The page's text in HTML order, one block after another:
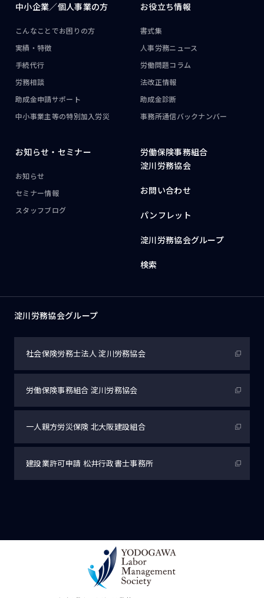
中小企業／個人事業の方
こんなことでお困りの方
実績・特徴
手続代行
労務相談
助成金申請サポート
中小事業主等の特別加入労災
お役立ち情報
書式集
人事労務ニュース
労働問題コラム
法改正情報
助成金診断
事務所通信バックナンバー
お知らせ・ セミナー
お知らせ
セミナー情報
スタッフブログ
労働保険事務組合
淀川労務協会
お問い合わせ
パンフレット
淀川労務協会グループ
検索
淀川労務協会グループ
社会保険労務士法人淀川労務協会
労働保険事務組合 淀川労務協会
一人親方労災保険 北大阪建設組合
建設業許可申請 松井行政書士事務所